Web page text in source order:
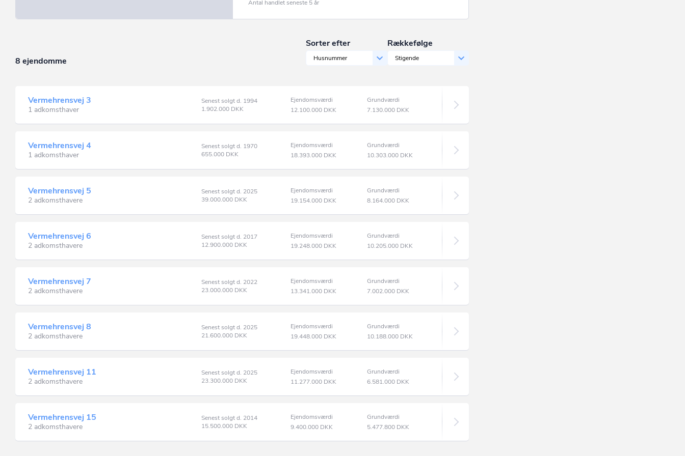
Antal handlet seneste 5 år
8 ejendomme
Sorter efter
Husnummer
Rækkefølge
Stigende
Vermehrensvej 3
1 adkomsthaver
Senest solgt d. 1994
1.902.000 DKK
Ejendomsværdi
12.100.000 DKK
Grundværdi
7.130.000 DKK
Vermehrensvej 4
1 adkomsthaver
Senest solgt d. 1970
655.000 DKK
Ejendomsværdi
18.393.000 DKK
Grundværdi
10.303.000 DKK
Vermehrensvej 5
2 adkomsthavere
Senest solgt d. 2025
39.000.000 DKK
Ejendomsværdi
19.154.000 DKK
Grundværdi
8.164.000 DKK
Vermehrensvej 6
2 adkomsthavere
Senest solgt d. 2017
12.900.000 DKK
Ejendomsværdi
19.248.000 DKK
Grundværdi
10.205.000 DKK
Vermehrensvej 7
2 adkomsthavere
Senest solgt d. 2022
23.000.000 DKK
Ejendomsværdi
13.341.000 DKK
Grundværdi
7.002.000 DKK
Vermehrensvej 8
2 adkomsthavere
Senest solgt d. 2025
21.600.000 DKK
Ejendomsværdi
19.448.000 DKK
Grundværdi
10.188.000 DKK
Vermehrensvej 11
2 adkomsthavere
Senest solgt d. 2025
23.300.000 DKK
Ejendomsværdi
11.277.000 DKK
Grundværdi
6.581.000 DKK
Vermehrensvej 15
2 adkomsthavere
Senest solgt d. 2014
15.500.000 DKK
Ejendomsværdi
9.400.000 DKK
Grundværdi
5.477.800 DKK